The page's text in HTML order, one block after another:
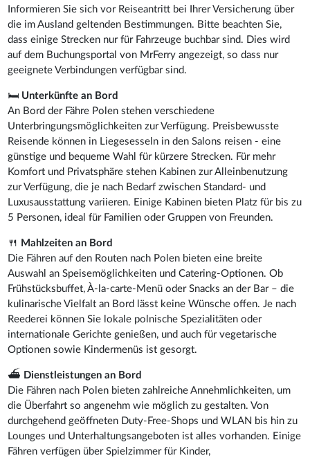
Informieren Sie sich vor Reiseantritt bei Ihrer Versicherung über
die im Ausland geltenden Bestimmungen. Bitte beachten Sie,
dass einige Strecken nur für Fahrzeuge buchbar sind. Dies wird
auf dem Buchungsportal von MrFerry angezeigt, so dass nur
geeignete Verbindungen verfügbar sind.
🛏 Unterkünfte an Bord
An Bord der Fähre Polen stehen verschiedene
Unterbringungsmöglichkeiten zur Verfügung. Preisbewusste
Reisende können in Liegesesseln in den Salons reisen - eine
günstige und bequeme Wahl für kürzere Strecken. Für mehr
Komfort und Privatsphäre stehen Kabinen zur Alleinbenutzung
zur Verfügung, die je nach Bedarf zwischen Standard- und
Luxusausstattung variieren. Einige Kabinen bieten Platz für bis zu
5 Personen, ideal für Familien oder Gruppen von Freunden.
🍴 Mahlzeiten an Bord
Die Fähren auf den Routen nach Polen bieten eine breite
Auswahl an Speisemöglichkeiten und Catering-Optionen. Ob
Frühstücksbuffet, À-la-carte-Menü oder Snacks an der Bar – die
kulinarische Vielfalt an Bord lässt keine Wünsche offen. Je nach
Reederei können Sie lokale polnische Spezialitäten oder
internationale Gerichte genießen, und auch für vegetarische
Optionen sowie Kindermenüs ist gesorgt.
⛴️ Dienstleistungen an Bord
Die Fähren nach Polen bieten zahlreiche Annehmlichkeiten, um
die Überfahrt so angenehm wie möglich zu gestalten. Von
durchgehend geöffneten Duty-Free-Shops und WLAN bis hin zu
Lounges und Unterhaltungsangeboten ist alles vorhanden. Einige
Fähren verfügen über Spielzimmer für Kinder,